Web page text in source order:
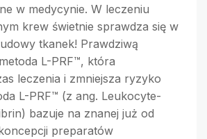
w medycynie. W leczeniu
krew świetnie sprawdza się w
tkanek! Prawdziwą
L-PRF™, która
leczenia i zmniejsza ryzyko
L-PRF™ (z ang. Leukocyte-
bazuje na znanej już od
preparatów